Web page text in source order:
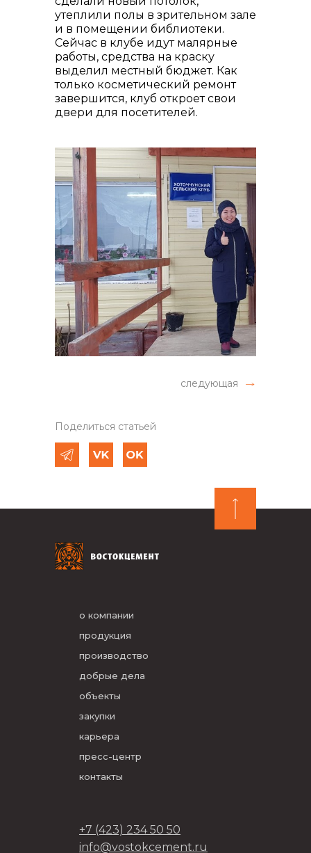
утеплили полы в зрительном зале
и в помещении библиотеки.
Сейчас в клубе идут малярные
работы, средства на краску
выделил местный бюджет. Как
только косметический ремонт
завершится, клуб откроет свои
двери для посетителей.
следующая
Поделиться статьей
о компании
продукция
производство
добрые дела
объекты
закупки
карьера
пресс-центр
контакты
+7 (423) 234 50 50
info@vostokcement.ru